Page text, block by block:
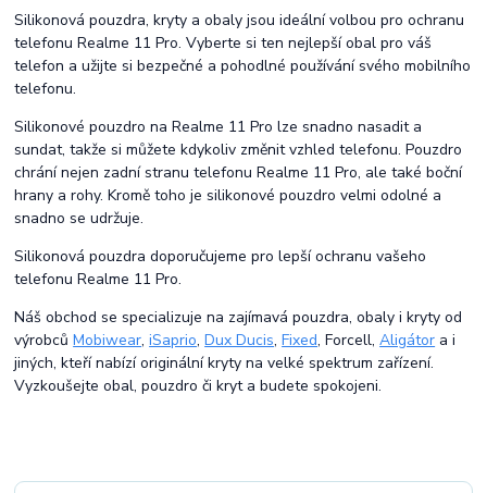
Silikonová pouzdra, kryty a obaly jsou ideální volbou pro ochranu
telefonu Realme 11 Pro. Vyberte si ten nejlepší obal pro váš
telefon a užijte si bezpečné a pohodlné používání svého mobilního
telefonu.
Silikonové pouzdro na Realme 11 Pro lze snadno nasadit a
sundat, takže si můžete kdykoliv změnit vzhled telefonu. Pouzdro
chrání nejen zadní stranu telefonu Realme 11 Pro, ale také boční
hrany a rohy. Kromě toho je silikonové pouzdro velmi odolné a
snadno se udržuje.
Silikonová pouzdra doporučujeme pro lepší ochranu vašeho
telefonu Realme 11 Pro.
Náš obchod se specializuje na zajímavá pouzdra, obaly i kryty od
výrobcůMobiwear,iSaprio,Dux Ducis,Fixed, Forcell,Aligátor a i
jiných, kteří nabízí originální kryty na velké spektrum zařízení.
Vyzkoušejte obal, pouzdro či kryt a budete spokojeni.